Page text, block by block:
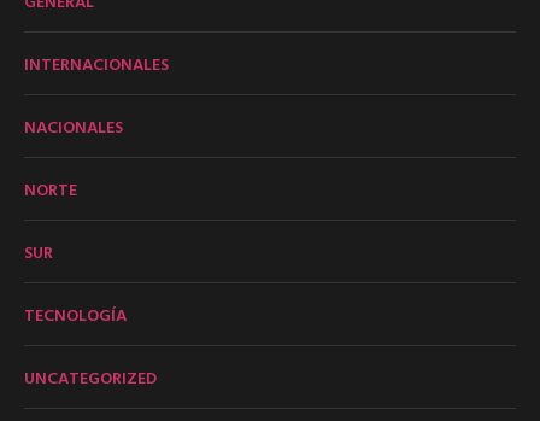
INTERNACIONALES
NACIONALES
NORTE
SUR
TECNOLOGÍA
UNCATEGORIZED